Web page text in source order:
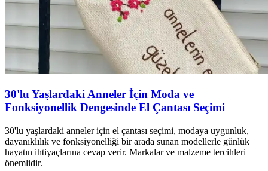
30'lu Yaşlardaki Anneler İçin Moda ve
Fonksiyonellik Dengesinde El Çantası Seçimi
30'lu yaşlardaki anneler için el çantası seçimi, modaya uygunluk,
dayanıklılık ve fonksiyonelliği bir arada sunan modellerle günlük
hayatın ihtiyaçlarına cevap verir. Markalar ve malzeme tercihleri
önemlidir.